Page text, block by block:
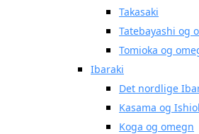
Takasaki
Tatebayashi og
Tomioka og
Ibaraki
Det nordlige
Kasama og
Koga og omegn